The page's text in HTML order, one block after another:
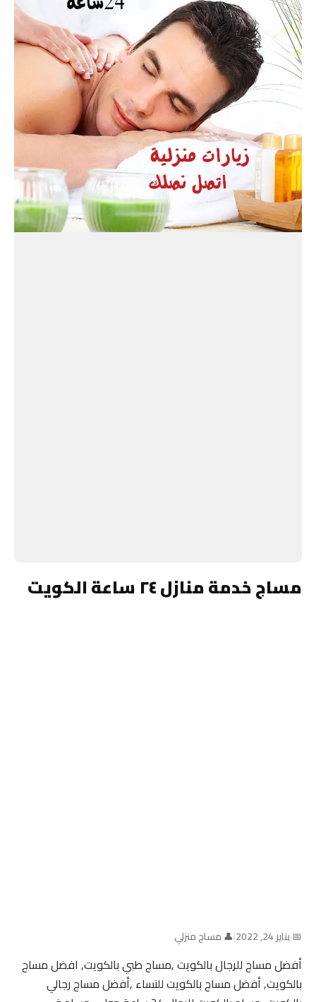
مساج خدمة منازل ٢٤ ساعة الكويت
📅 يناير 24, 2022 |👤 مساج منزلي
أفضل مساج للرجال بالكويت ,مساج طبي بالكويت, افضل مساج
بالكويت, أفضل مساج بالكويت للنساء ,أفضل مساج رجالي